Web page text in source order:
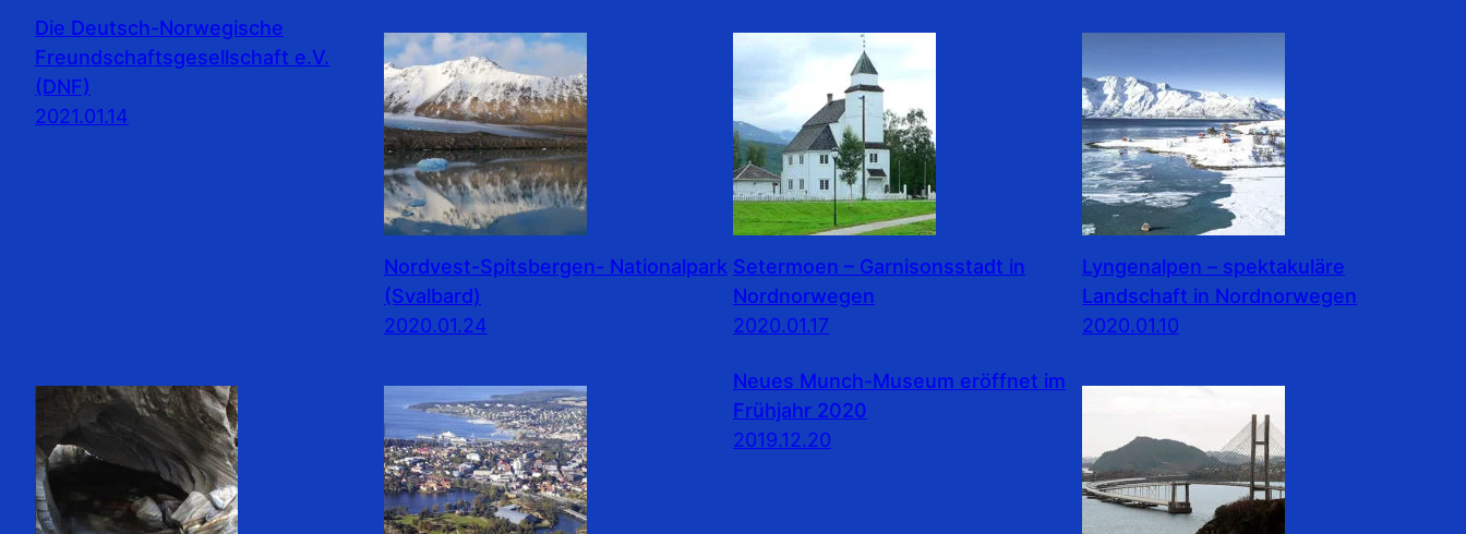
Die Deutsch-Norwegische
Freundschaftsgesellschaft e.V.
(DNF)
2021.01.14
Nordvest-Spitsbergen- Nationalpark
(Svalbard)
2020.01.24
Setermoen – Garnisonsstadt in
Nordnorwegen
2020.01.17
Lyngenalpen – spektakuläre
Landschaft in Nordnorwegen
2020.01.10
Neues Munch-Museum eröffnet im
Frühjahr 2020
2019.12.20